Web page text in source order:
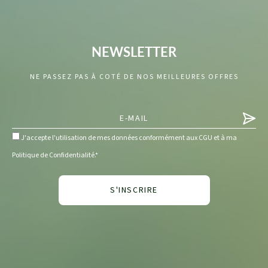
NEWSLETTER
NE PASSEZ PAS À COTÉ DE NOS MEILLEURES OFFRES
J'accepte l'utilisation de mes données conformément aux CGU et à ma
Politique de Confidentialité.*